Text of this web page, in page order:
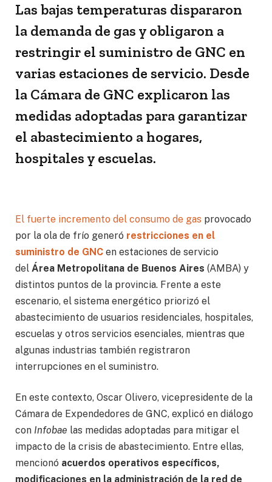
Las bajas temperaturas dispararon
la demanda de gas y obligaron a
restringir el suministro de GNC en
varias estaciones de servicio. Desde
la Cámara de GNC explicaron las
medidas adoptadas para garantizar
el abastecimiento a hogares,
hospitales y escuelas.
El fuerte incremento del consumo de gas provocado
por la ola de frío generó restricciones en el
suministro de GNC en estaciones de servicio
del Área Metropolitana de Buenos Aires (AMBA) y
distintos puntos de la provincia. Frente a este
escenario, el sistema energético priorizó el
abastecimiento de usuarios residenciales, hospitales,
escuelas y otros servicios esenciales, mientras que
algunas industrias también registraron
interrupciones en el suministro.
En este contexto, Oscar Olivero, vicepresidente de la
Cámara de Expendedores de GNC, explicó en diálogo
con Infobae las medidas adoptadas para mitigar el
impacto de la crisis de abastecimiento. Entre ellas,
mencionó acuerdos operativos específicos,
modificaciones en la administración de la red de